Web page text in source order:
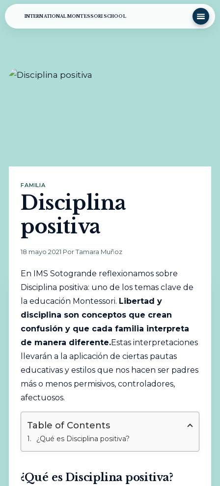
INTERNATIONAL MONTESSORI SCHOOL
FAMILIA
Disciplina
positiva
18 mayo 2021·Por Tamara Muñoz
En IMS Sotogrande reflexionamos sobre
Disciplina positiva: uno de los temas clave de
la educación Montessori. Libertad y
disciplina son conceptos que crean
confusión y que cada familia interpreta
de manera diferente.Estas interpretaciones
llevarán a la aplicación de ciertas pautas
educativas y estilos que nos hacen ser padres
más o menos permisivos, controladores,
afectuosos.
Table of Contents
¿Qué es Disciplina positiva?
¿Qué es Disciplina positiva?